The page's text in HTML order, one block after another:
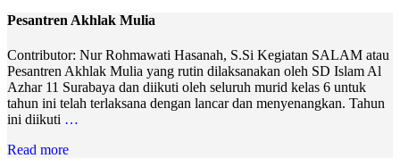
Pesantren Akhlak Mulia
Contributor: Nur Rohmawati Hasanah, S.Si Kegiatan SALAM atau
Pesantren Akhlak Mulia yang rutin dilaksanakan oleh SD Islam Al
Azhar 11 Surabaya dan diikuti oleh seluruh murid kelas 6 untuk
tahun ini telah terlaksana dengan lancar dan menyenangkan. Tahun
ini diikuti …
Read more